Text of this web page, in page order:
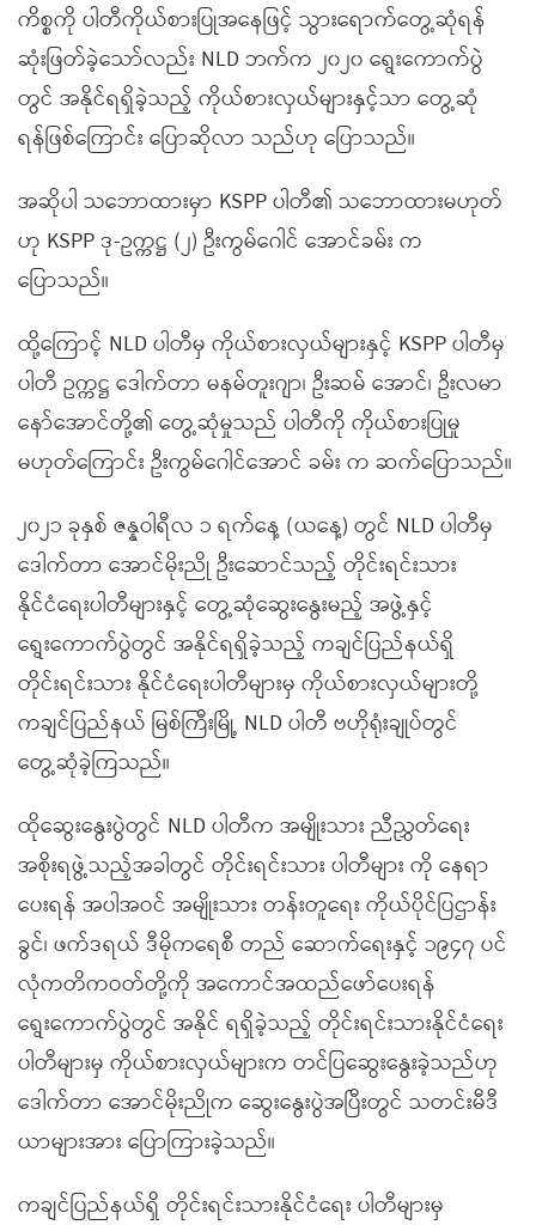
ကိစ္စကို ပါတီကိုယ်စားပြုအနေဖြင့် သွားရောက်တွေ့ဆုံရန်
ဆုံးဖြတ်ခဲ့သော်လည်း NLD ဘက်က ၂၀၂၀ ရွေးကောက်ပွဲ
တွင် အနိုင်ရရှိခဲ့သည့် ကိုယ်စားလှယ်များနှင့်သာ တွေ့ဆုံ
ရန်ဖြစ်ကြောင်း ပြောဆိုလာ သည်ဟု ပြောသည်။
အဆိုပါ သဘောထားမှာ KSPP ပါတီ၏ သဘောထားမဟုတ်
ဟု KSPP ဒု-ဥက္ကဋ္ဌ (၂) ဦးကွမ်ဂေါင် အောင်ခမ်း က
ပြောသည်။
ထို့ကြောင့် NLD ပါတီမှ ကိုယ်စားလှယ်များနှင့် KSPP ပါတီမှ
ပါတီ ဥက္ကဋ္ဌ ဒေါက်တာ မနမ်တူးဂျာ၊ ဦးဆမ် အောင်၊ ဦးလမာ
နော်အောင်တို့၏ တွေ့ဆုံမှုသည် ပါတီကို ကိုယ်စားပြုမှု
မဟုတ်ကြောင်း ဦးကွမ်ဂေါင်အောင် ခမ်း က ဆက်ပြောသည်။
၂၀၂၁ ခုနှစ် ဇန္နဝါရီလ ၁ ရက်နေ့ (ယနေ့) တွင် NLD ပါတီမှ
ဒေါက်တာ အောင်မိုးညို ဦးဆောင်သည့် တိုင်းရင်းသား
နိုင်ငံရေးပါတီများနှင့် တွေ့ဆုံဆွေးနွေးမည့် အဖွဲ့နှင့်
ရွေးကောက်ပွဲတွင် အနိုင်ရရှိခဲ့သည့် ကချင်ပြည်နယ်ရှိ
တိုင်းရင်းသား နိုင်ငံရေးပါတီများမှ ကိုယ်စားလှယ်များတို့
ကချင်ပြည်နယ် မြစ်ကြီးမြို့ NLD ပါတီ ဗဟိုရုံးချုပ်တွင်
တွေ့ဆုံခဲ့ကြသည်။
ထိုဆွေးနွေးပွဲတွင် NLD ပါတီက အမျိုးသား ညီညွှတ်ရေး
အစိုးရဖွဲ့သည့်အခါတွင် တိုင်းရင်းသား ပါတီများ ကို နေရာ
ပေးရန် အပါအဝင် အမျိုးသား တန်းတူရေး ကိုယ်ပိုင်ပြဌာန်း
ခွင်၊ ဖက်ဒရယ် ဒီမိုကရေစီ တည် ဆောက်ရေးနှင့် ၁၉၄၇ ပင်
လုံကတိကဝတ်တို့ကို အကောင်အထည်ဖော်ပေးရန်
ရွေးကောက်ပွဲတွင် အနိုင် ရရှိခဲ့သည့် တိုင်းရင်းသားနိုင်ငံရေး
ပါတီများမှ ကိုယ်စားလှယ်များက တင်ပြဆွေးနွေးခဲ့သည်ဟု
ဒေါက်တာ အောင်မိုးညိုက ဆွေးနွေးပွဲအပြီးတွင် သတင်းမီဒီ
ယာများအား ပြောကြားခဲ့သည်။
ကချင်ပြည်နယ်ရှိ တိုင်းရင်းသားနိုင်ငံရေး ပါတီများမှ